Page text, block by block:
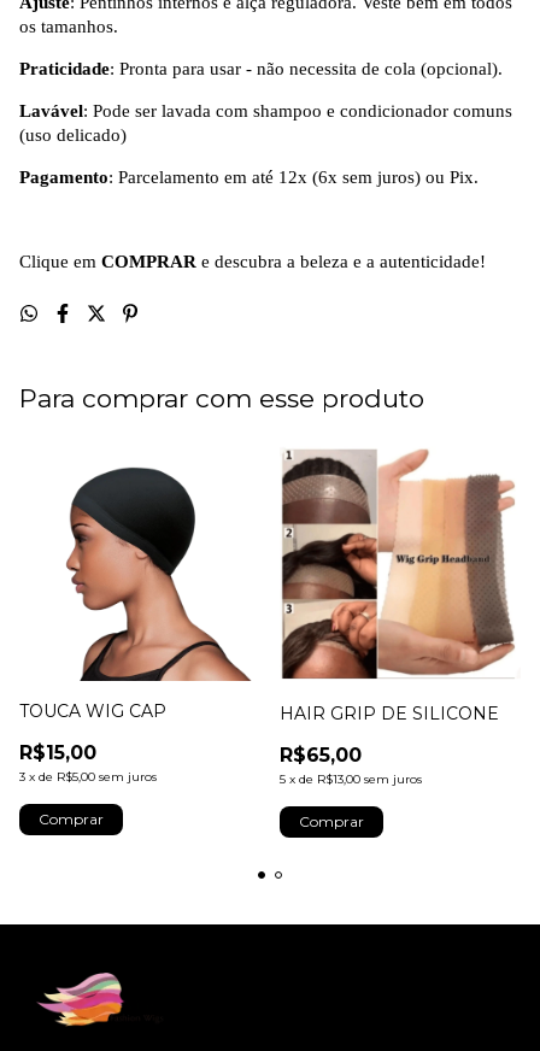
os tamanhos.
Praticidade: Pronta para usar - não necessita de cola (opcional).
Lavável: Pode ser lavada com shampoo e condicionador comuns
(uso delicado)
Pagamento: Parcelamento em até 12x (6x sem juros) ou Pix.
Clique em COMPRAR e descubra a beleza e a autenticidade!
Para comprar com esse produto
TOUCA WIG CAP
R$15,00
3 x de R$5,00 sem juros
HAIR GRIP DE SILICONE
R$65,00
5 x de R$13,00 sem juros